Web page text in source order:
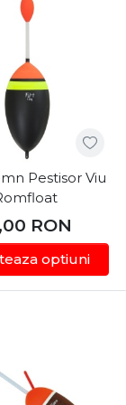
momelilor
tale!
Pestisor Viu
RON
optiuni